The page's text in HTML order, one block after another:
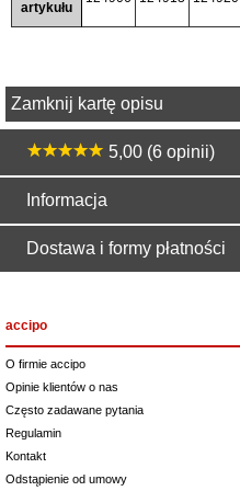
artykułu
Zamknij kartę opisu
5,00 (6 opinii)
Informacja
Dostawa i formy płatności
accipo
O firmie accipo
Opinie klientów o nas
Często zadawane pytania
Regulamin
Kontakt
Odstąpienie od umowy